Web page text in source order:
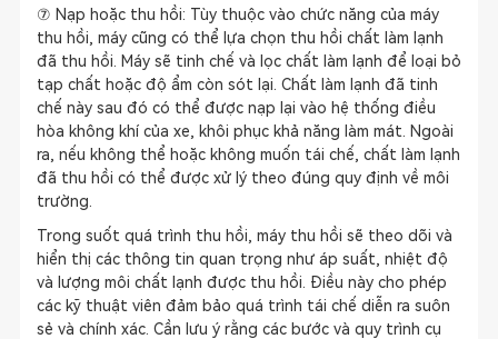
⑦ Nạp hoặc thu hồi: Tùy thuộc vào chức năng của máy
thu hồi, máy cũng có thể lựa chọn thu hồi chất làm lạnh
đã thu hồi. Máy sẽ tinh chế và lọc chất làm lạnh để loại bỏ
tạp chất hoặc độ ẩm còn sót lại. Chất làm lạnh đã tinh
chế này sau đó có thể được nạp lại vào hệ thống điều
hòa không khí của xe, khôi phục khả năng làm mát. Ngoài
ra, nếu không thể hoặc không muốn tái chế, chất làm lạnh
đã thu hồi có thể được xử lý theo đúng quy định về môi
trường.
Trong suốt quá trình thu hồi, máy thu hồi sẽ theo dõi và
hiển thị các thông tin quan trọng như áp suất, nhiệt độ
và lượng môi chất lạnh được thu hồi. Điều này cho phép
các kỹ thuật viên đảm bảo quá trình tái chế diễn ra suôn
sẻ và chính xác. Cần lưu ý rằng các bước và quy trình cụ